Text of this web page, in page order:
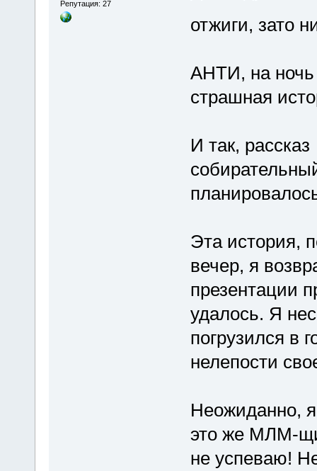
Репутация: 27
отжиги, зато
АНТИ, на ночь
страшная
И так,
Эта история,
вечер, я
презентации
удалось. Я
погрузился в
нелепости
Неожиданно,
это же МЛМ-
не успеваю!